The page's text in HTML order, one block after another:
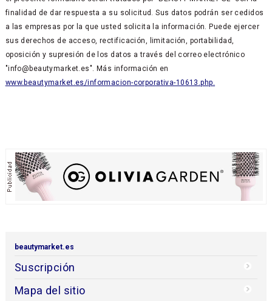
finalidad de dar respuesta a su solicitud. Sus datos podrán ser cedidos
a las empresas por la que usted solicita la información. Puede ejercer
sus derechos de acceso, rectificación, limitación, portabilidad,
oposición y supresión de los datos a través del correo electrónico
"info@beautymarket.es". Más información en
www.beautymarket.es/informacion-corporativa-10613.php.
beautymarket.es
Suscripción
Mapa del sitio